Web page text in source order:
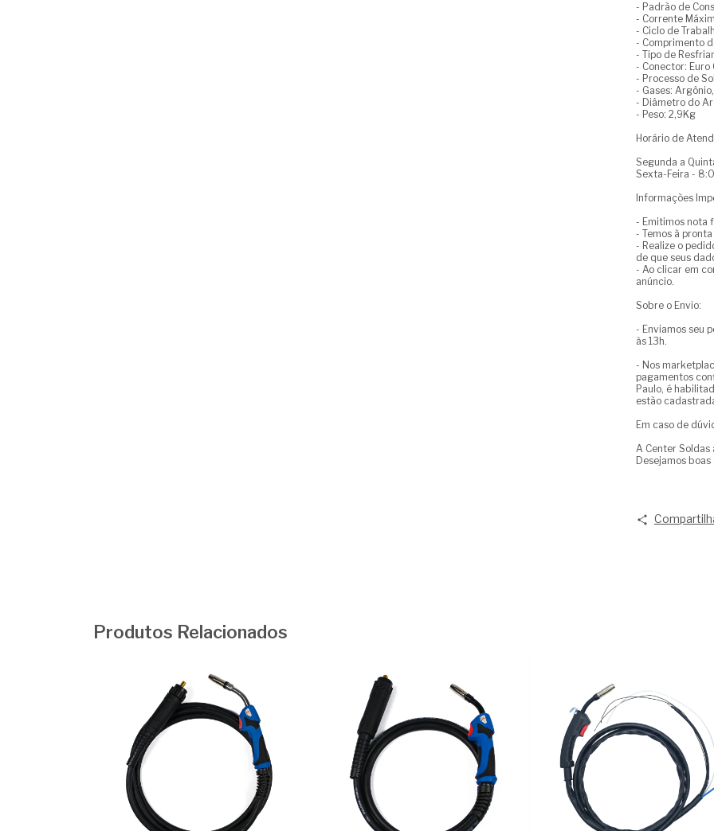
- Padrão de
- Corrente
- Ciclo de
- Comprimento
- Tipo de
- Conector: Euro
- Processo de
- Gases:
- Diâmetro do
- Peso: 2,9Kg
Horário de
Segunda a
Sexta-Feira -
Informações
- Emitimos nota
- Temos à
- Realize o
de que seus
- Ao clicar em
anúncio.
Sobre o Envio:
- Enviamos seu
às 13h.
- Nos
pagamentos
Paulo, é
estão
Em caso de
A Center Soldas
Desejamos boas
Produtos Relacionados